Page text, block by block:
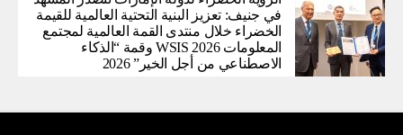
في جنيف: تعزيز البنية التحتية العالمية للقيمة
الخضراء خلال منتدى القمة العالمية لمجتمع
المعلومات WSIS 2026 وقمة “الذكاء
الاصطناعي من أجل الخير” 2026